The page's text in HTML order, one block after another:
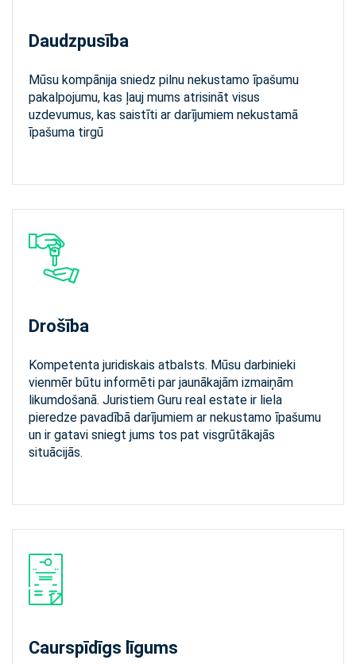
Daudzpusība
Mūsu kompānija sniedz pilnu nekustamo īpašumu
pakalpojumu, kas ļauj mums atrisināt visus
uzdevumus, kas saistīti ar darījumiem nekustamā
īpašuma tirgū
Drošība
Kompetenta juridiskais atbalsts. Mūsu darbinieki
vienmēr būtu informēti par jaunākajām izmaiņām
likumdošanā. Juristiem Guru real estate ir liela
pieredze pavadībā darījumiem ar nekustamo īpašumu
un ir gatavi sniegt jums tos pat visgrūtākajās
situācijās.
Caurspīdīgs līgums